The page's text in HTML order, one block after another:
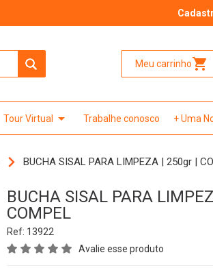
Meu carrinhoshopping_cart
Tour Virtual arrow_drop_down Trabalhe conosco + Uma
BUCHA SISAL PARA LIMPEZA | 250gr |
BUCHA SISAL PARA
COMPEL
Ref: 13922
Avalie esse produto